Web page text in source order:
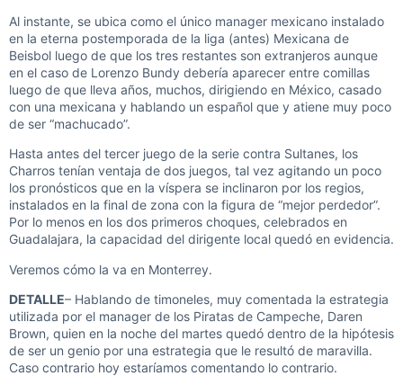
Al instante, se ubica como el único manager mexicano instalado
en la eterna postemporada de la liga (antes) Mexicana de
Beisbol luego de que los tres restantes son extranjeros aunque
en el caso de Lorenzo Bundy debería aparecer entre comillas
luego de que lleva años, muchos, dirigiendo en México, casado
con una mexicana y hablando un español que y atiene muy poco
de ser “machucado”.
Hasta antes del tercer juego de la serie contra Sultanes, los
Charros tenían ventaja de dos juegos, tal vez agitando un poco
los pronósticos que en la víspera se inclinaron por los regios,
instalados en la final de zona con la figura de “mejor perdedor”.
Por lo menos en los dos primeros choques, celebrados en
Guadalajara, la capacidad del dirigente local quedó en evidencia.
Veremos cómo la va en Monterrey.
DETALLE– Hablando de timoneles, muy comentada la estrategia
utilizada por el manager de los Piratas de Campeche, Daren
Brown, quien en la noche del martes quedó dentro de la hipótesis
de ser un genio por una estrategia que le resultó de maravilla.
Caso contrario hoy estaríamos comentando lo contrario.